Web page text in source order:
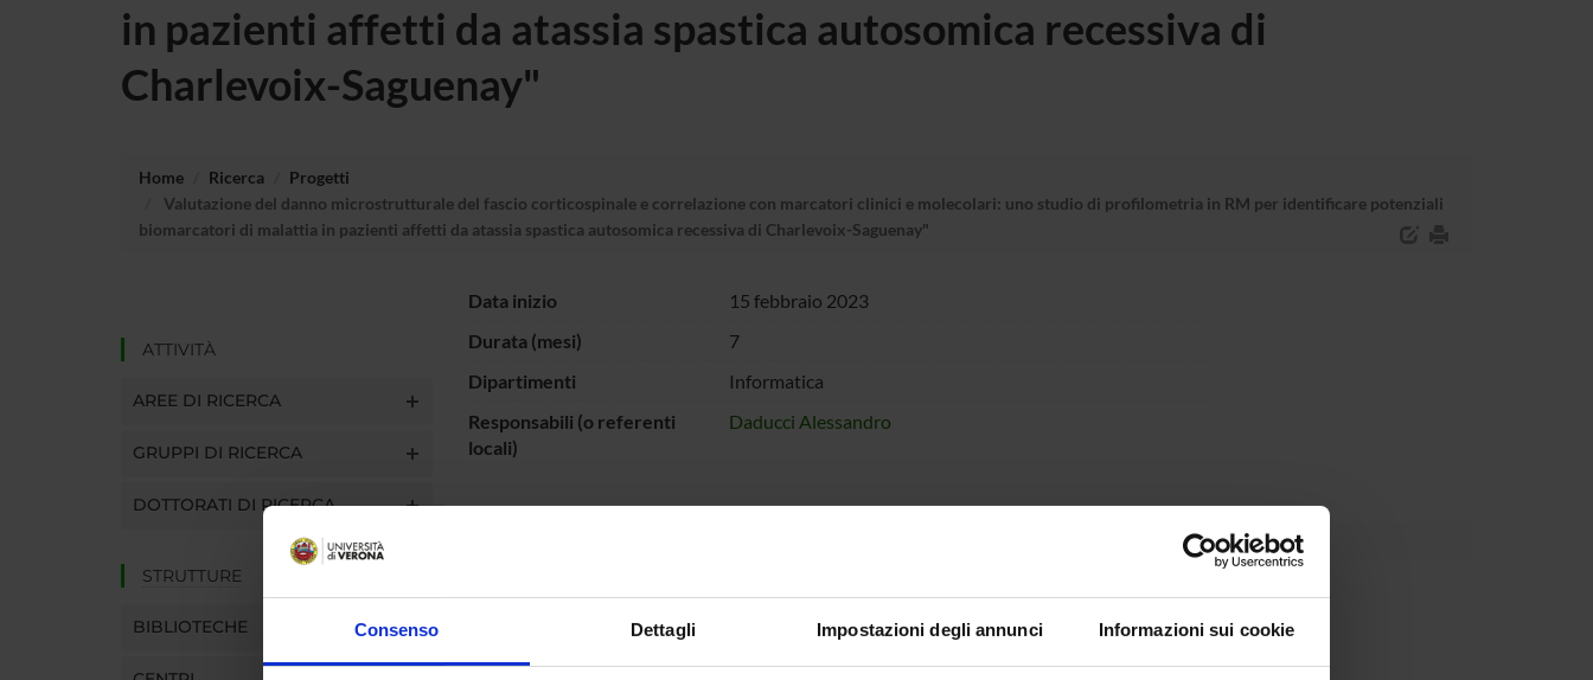
Consenso Dettagli Impostazioni degli annunci Informazioni sui cookie
in pazienti affetti da atassia spastica autosomica recessiva di
Charlevoix-Saguenay"
Home Ricerca
Progetti
Valutazione del danno microstrutturale del fascio corticospinale e correlazione con marcatori clinici e molecolari: uno studio di profilometria in RM per identificare potenziali
biomarcatori di malattia in pazienti affetti da atassia spastica autosomica recessiva di Charlevoix-Saguenay"
ATTIVITÀ
AREE DI RICERCA
GRUPPI DI RICERCA
DOTTORATI DI RICERCA
STRUTTURE
BIBLIOTECHE
Data inizio
15 febbraio 2023
Durata (mesi)
7
Dipartimenti
Informatica
Responsabili (o referenti
locali)
Daducci Alessandro